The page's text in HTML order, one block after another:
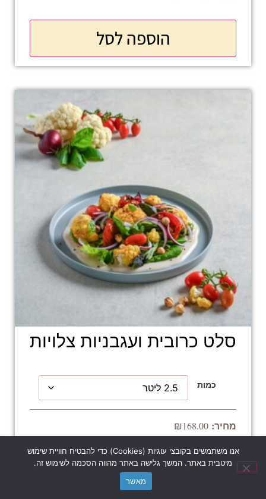
הוספה לסל
סלט כרובית ועגבניות צלויות
כמות
₪168.00
הוספה לסל
נשמח לעזור לכל שאלה?
אנו משתמשים בקובצי עוגיות (Cookies) כדי להבטיח חוויית שימוש
מיטבית באתר. המשך גלישה באתר מהווה הסכמה לשימוש זה.
מאשר